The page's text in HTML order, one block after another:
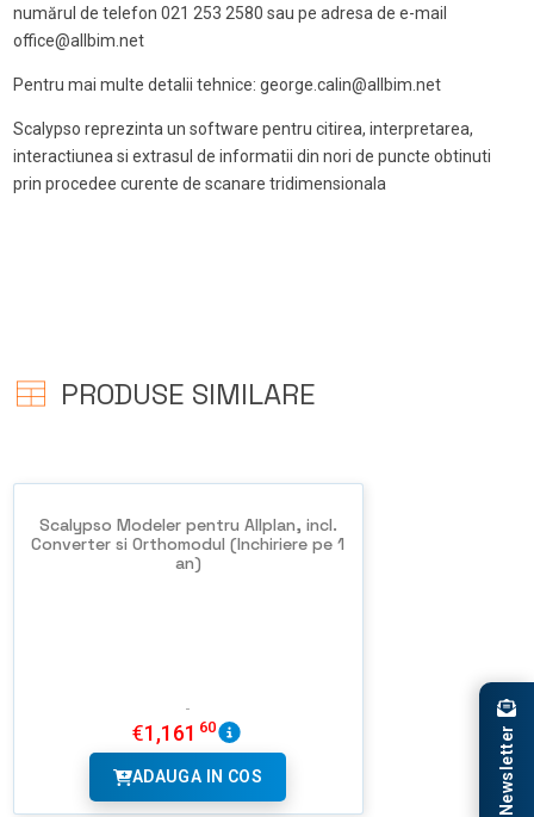
numărul de telefon 021 253 2580 sau pe adresa de e-mail
office@allbim.net
Pentru mai multe detalii tehnice: george.calin@allbim.net
Scalypso reprezinta un software pentru citirea, interpretarea,
interactiunea si extrasul de informatii din nori de puncte obtinuti
prin procedee curente de scanare tridimensionala
PRODUSE SIMILARE
Scalypso Modeler pentru Allplan, incl.
Converter si Orthomodul (Inchiriere pe 1
an)
€1,161 60
ADAUGA IN COS Newsletter